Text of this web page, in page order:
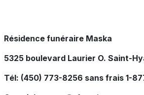
Résidence funéraire Maska
5325 boulevard Laurier O. Saint-
Tél: (450) 773-8256 sans frais 1-